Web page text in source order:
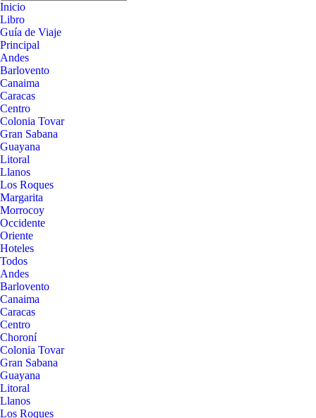
Inicio
Libro
Guía de Viaje
Principal
Andes
Barlovento
Canaima
Caracas
Centro
Colonia Tovar
Gran Sabana
Guayana
Litoral
Llanos
Los Roques
Margarita
Morrocoy
Occidente
Oriente
Hoteles
Todos
Andes
Barlovento
Canaima
Caracas
Centro
Choroní
Colonia Tovar
Gran Sabana
Guayana
Litoral
Llanos
Los Roques